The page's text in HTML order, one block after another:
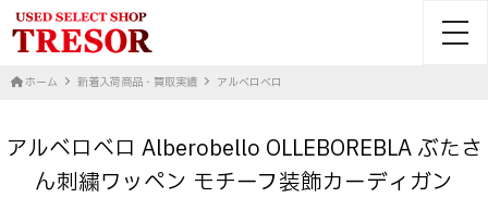
ホーム 新着入荷商品・買取実績 アルベロベロ
アルベロベロ Alberobello OLLEBOREBLA ぶたさ
ん刺繍ワッペン モチーフ装飾カーディガン